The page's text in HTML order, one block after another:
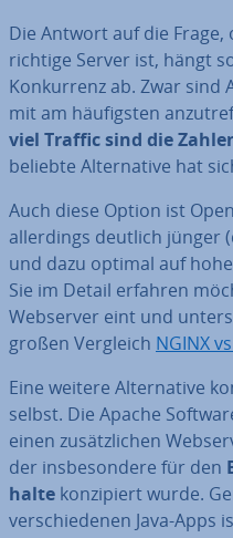
Die Antwort auf die Frage,
richtige Server ist, hängt
Kon­kur­renz ab. Zwar sind
mit am häu­figs­ten
viel Traffic sind die
beliebte Al­ter­na­ti­ve hat
Auch diese Option ist
al­ler­dings deutlich jünger
und dazu optimal auf
Sie im Detail erfahren
Webserver eint und
großen Vergleich NGINX
Eine weitere Al­ter­na­ti­ve
selbst. Die Apache
einen zu­sätz­li­chen
der ins­be­son­de­re für den
hal­te kon­zi­piert wurde.
ver­schie­de­nen Java-Apps